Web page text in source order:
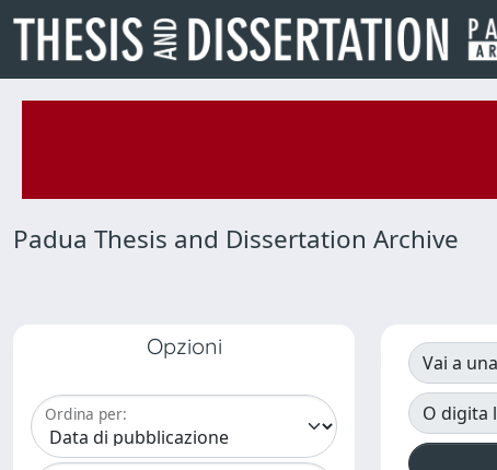
Padua Thesis and Dissertation Archive
Opzioni
Ordina per:
Vai a
O digita